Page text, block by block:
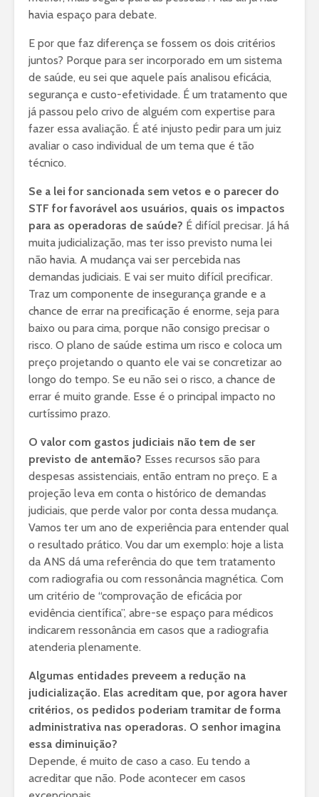
havia espaço para debate.
E por que faz diferença se fossem os dois critérios
juntos? Porque para ser incorporado em um sistema
de saúde, eu sei que aquele país analisou eficácia,
segurança e custo-efetividade. É um tratamento que
já passou pelo crivo de alguém com expertise para
fazer essa avaliação. É até injusto pedir para um juiz
avaliar o caso individual de um tema que é tão
técnico.
Se a lei for sancionada sem vetos e o parecer do
STF for favorável aos usuários, quais os impactos
para as operadoras de saúde? É difícil precisar. Já há
muita judicialização, mas ter isso previsto numa lei
não havia. A mudança vai ser percebida nas
demandas judiciais. E vai ser muito difícil precificar.
Traz um componente de insegurança grande e a
chance de errar na precificação é enorme, seja para
baixo ou para cima, porque não consigo precisar o
risco. O plano de saúde estima um risco e coloca um
preço projetando o quanto ele vai se concretizar ao
longo do tempo. Se eu não sei o risco, a chance de
errar é muito grande. Esse é o principal impacto no
curtíssimo prazo.
O valor com gastos judiciais não tem de ser
previsto de antemão? Esses recursos são para
despesas assistenciais, então entram no preço. E a
projeção leva em conta o histórico de demandas
judiciais, que perde valor por conta dessa mudança.
Vamos ter um ano de experiência para entender qual
o resultado prático. Vou dar um exemplo: hoje a lista
da ANS dá uma referência do que tem tratamento
com radiografia ou com ressonância magnética. Com
um critério de “comprovação de eficácia por
evidência científica”, abre-se espaço para médicos
indicarem ressonância em casos que a radiografia
atenderia plenamente.
Algumas entidades preveem a redução na
judicialização. Elas acreditam que, por agora haver
critérios, os pedidos poderiam tramitar de forma
administrativa nas operadoras. O senhor imagina
essa diminuição?
Depende, é muito de caso a caso. Eu tendo a
acreditar que não. Pode acontecer em casos